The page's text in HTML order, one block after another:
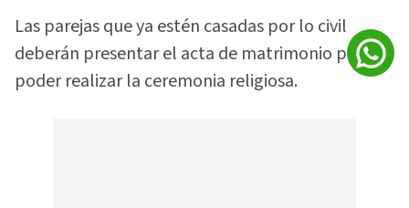
Las parejas que ya estén casadas por lo civil
deberán presentar el acta de matrimonio para
poder realizar la ceremonia religiosa.